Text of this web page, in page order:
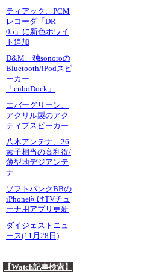
ティアック、PCM
レコーダ「DR-
05」に新色ホワイ
ト追加
D&M、独sonoroの
Bluetooth/iPodスピ
ーカー
「cuboDock」
エバーグリーン、
アクリル製のアク
ティブスピーカー
八木アンテナ、26
素子相当の高利得/
薄型地デジアンテ
ナ
ソフトバンクBBの
iPhone向けTVチュ
ーナ用アプリ更新
ダイジェストニュ
ース(11月28日)
【Watch記事検索】